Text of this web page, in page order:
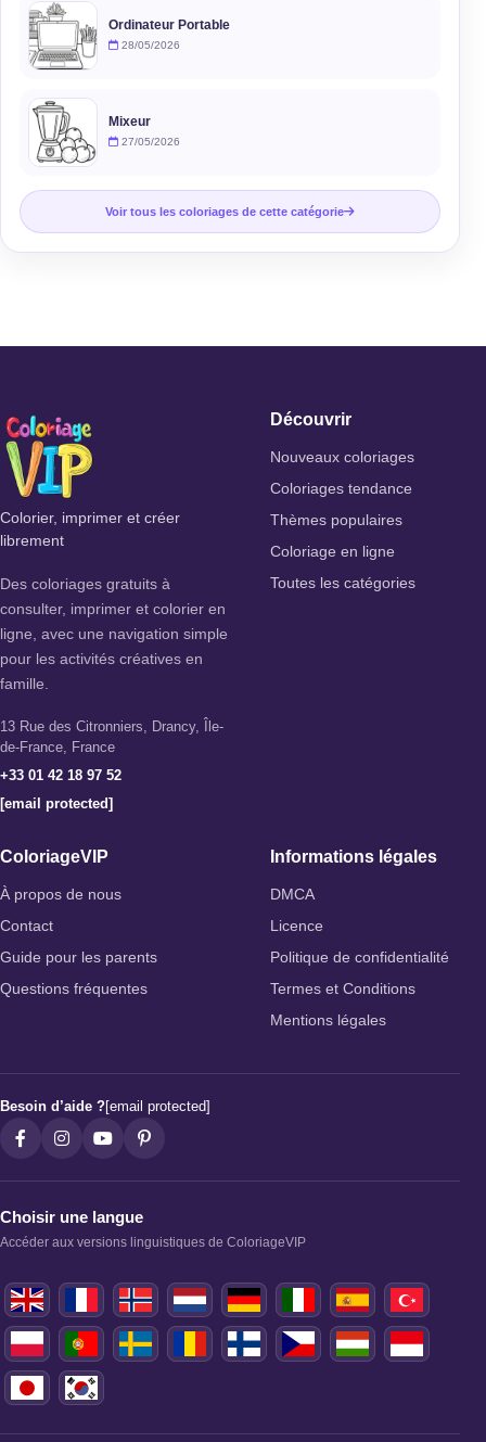
Ordinateur Portable
28/05/2026
Mixeur
27/05/2026
Voir tous les coloriages de cette catégorie
Colorier, imprimer et créer
librement
Des coloriages gratuits à
consulter, imprimer et colorier en
ligne, avec une navigation simple
pour les activités créatives en
famille.
13 Rue des Citronniers, Drancy, Île-
de-France, France
+33 01 42 18 97 52
[email protected]
Découvrir
Nouveaux coloriages
Coloriages tendance
Thèmes populaires
Coloriage en ligne
Toutes les catégories
ColoriageVIP
À propos de nous
Contact
Guide pour les parents
Questions fréquentes
Informations légales
DMCA
Licence
Politique de confidentialité
Termes et Conditions
Mentions légales
Besoin d’aide ?[email protected]
Choisir une langue
Accéder aux versions linguistiques de ColoriageVIP